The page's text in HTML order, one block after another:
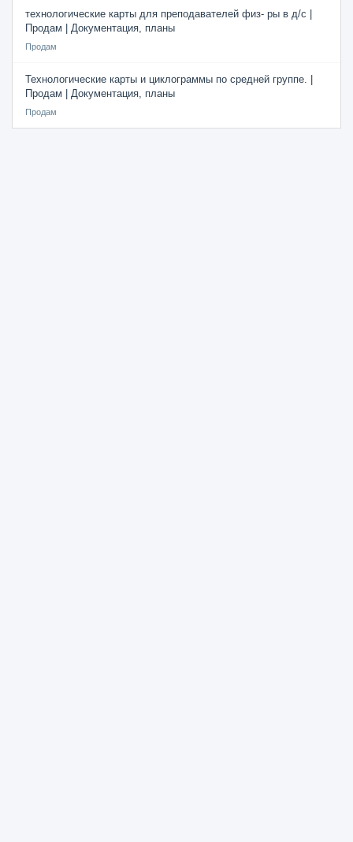
технологические карты для преподавателей физ- ры в д/с |
Продам | Документация, планы
Продам
Технологические карты и циклограммы по средней группе. |
Продам | Документация, планы
Продам